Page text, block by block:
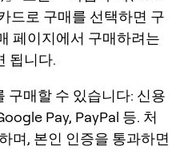
드로 구매를 선택하면 구
페이지에서 구매하려는
됩니다.
구매할 수 있습니다: 신용
Pay, PayPal 등. 처
며, 본인 인증을 통과하면